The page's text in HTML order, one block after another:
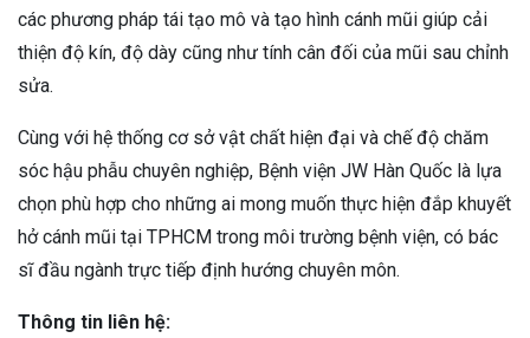
các phương pháp tái tạo mô và tạo hình cánh mũi giúp cải
thiện độ kín, độ dày cũng như tính cân đối của mũi sau chỉnh
sửa.
Cùng với hệ thống cơ sở vật chất hiện đại và chế độ chăm
sóc hậu phẫu chuyên nghiệp, Bệnh viện JW Hàn Quốc là lựa
chọn phù hợp cho những ai mong muốn thực hiện đắp khuyết
hở cánh mũi tại TPHCM trong môi trường bệnh viện, có bác
sĩ đầu ngành trực tiếp định hướng chuyên môn.
Thông tin liên hệ: